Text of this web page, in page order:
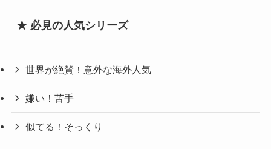
★ 必見の人気シリーズ
世界が絶賛！意外な海外人気
嫌い！苦手
似てる！そっくり